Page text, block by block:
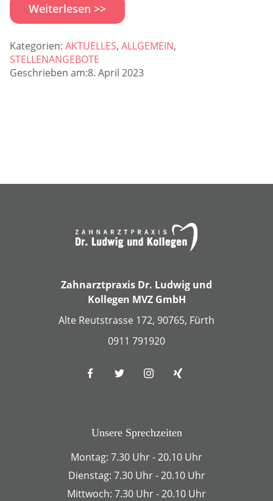
Weiterlesen >>
Kategorien: AKTUELLES, ALLGEMEIN,
STELLENANGEBOTE
Geschrieben am:8. April 2023
Zahnarztpraxis Dr. Ludwig und
Kollegen MVZ GmbH
Alte Reutstrasse 172, 90765, Fürth
0911 791920
Unsere Sprechzeiten
Montag: 7.30 Uhr - 20.10 Uhr
Dienstag: 7.30 Uhr - 20.10 Uhr
Mittwoch: 7.30 Uhr - 20.10 Uhr